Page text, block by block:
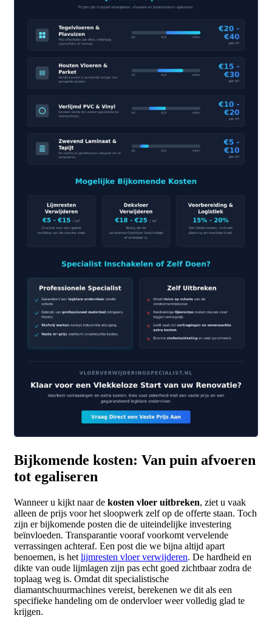
Bijkomende kosten: Van puin afvoeren
tot egaliseren
Wanneer u kijkt naar de kosten vloer uitbreken, ziet u vaak
alleen de prijs voor het sloopwerk zelf op de offerte staan. Toch
zijn er bijkomende posten die de uiteindelijke investering
beïnvloeden. Transparantie vooraf voorkomt vervelende
verrassingen achteraf. Een post die we bijna altijd apart
benoemen, is het lijmresten vloer verwijderen. De hardheid en
dikte van oude lijmlagen zijn pas echt goed zichtbaar zodra de
toplaag weg is. Omdat dit specialistische
diamantschuurmachines vereist, berekenen we dit als een
specifieke handeling om de ondervloer weer volledig glad te
krijgen.